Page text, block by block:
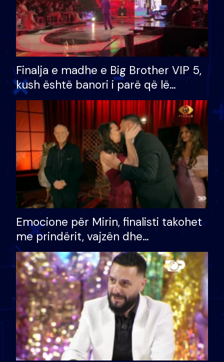
Finalja e madhe e Big Brother VIP 5,
kush është banori i parë që lë
shtëpinë dhe humb mundësinë për
të fituar çmimin e madh
Emocione për Mirin, finalisti takohet
me prindërit, vajzën dhe
bashkëshorten: S’kemi ndonjë letër
divorci apo jo?